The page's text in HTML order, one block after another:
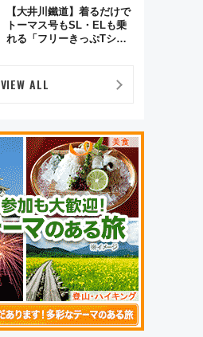
弾」も
【大井川鐵道】着るだけで
トーマス号もSL・ELも乗
れる「フリーきっぷTシャ
VIEW ALL